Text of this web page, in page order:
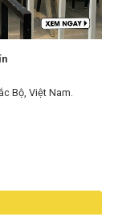
Bộ, Việt Nam.